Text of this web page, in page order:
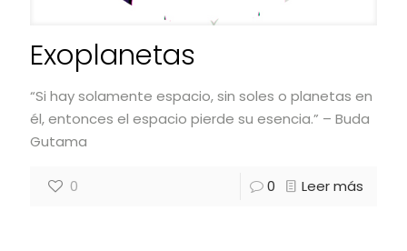
Exoplanetas
“Si hay solamente espacio, sin soles o planetas en
él, entonces el espacio pierde su esencia.” – Buda
Gutama
0 0 Leer más